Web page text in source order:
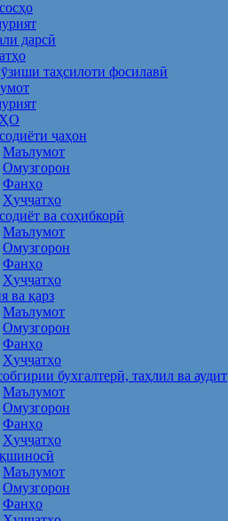
дарсӣ
таҳсилоти фосилавӣ
ҷаҳон
Маълумот
Омузгорон
Фанҳо
Ҳуҷҷатҳо
ва соҳибкорӣ
Маълумот
Омузгорон
Фанҳо
Ҳуҷҷатҳо
ва қарз
Маълумот
Омузгорон
Фанҳо
Ҳуҷҷатҳо
бухгалтерӣ, таҳлил ва аудит
Маълумот
Омузгорон
Фанҳо
Ҳуҷҷатҳо
Маълумот
Омузгорон
Фанҳо